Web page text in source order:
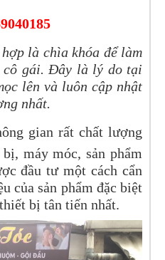
là chìa khóa để làm
cô gái. Đây là lý do tại
lên và luôn cập nhật
nhất.
gian rất chất lượng
máy móc, sản phẩm
đầu tư một cách cẩn
của sản phẩm đặc biệt
bị tân tiến nhất.